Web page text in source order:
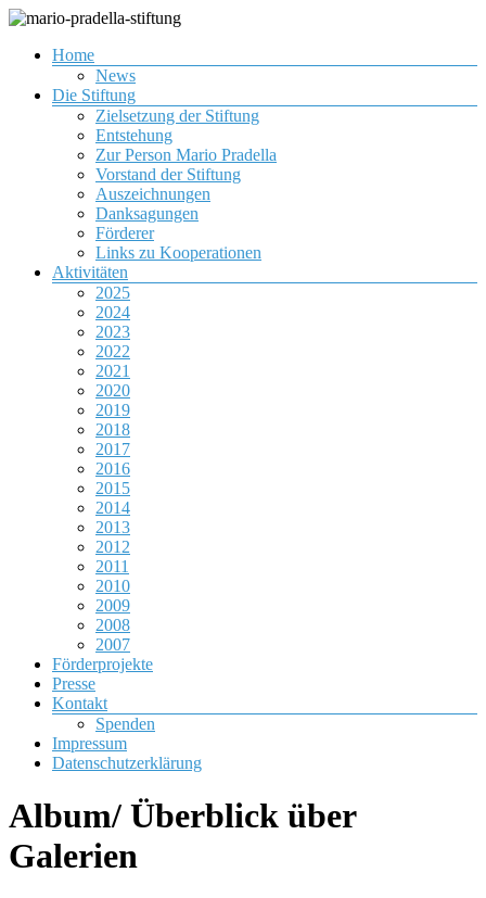
Zum
springen
mario-pradella-stiftung
Gemeinnützige Organisation zur Förderung von Jugendlichen
Menü
Home
News
Die Stiftung
Zielsetzung der Stiftung
Entstehung
Zur Person Mario Pradella
Vorstand der Stiftung
Auszeichnungen
Danksagungen
Förderer
Links zu Kooperationen
Aktivitäten
2025
2024
2023
2022
2021
2020
2019
2018
2017
2016
2015
2014
2013
2012
2011
2010
2009
2008
2007
Förderprojekte
Presse
Kontakt
Spenden
Impressum
Datenschutzerklärung
Album/ Überblick über
Galerien